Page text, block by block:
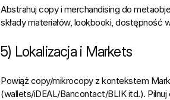
Abstrahuj copy i merchandising do
składy materiałów, lookbooki, dostępność
5) Lokalizacja i Markets
Powiąż copy/mikrocopy z kontekstem
(wallets/iDEAL/Bancontact/BLIK itd.). Pilnuj